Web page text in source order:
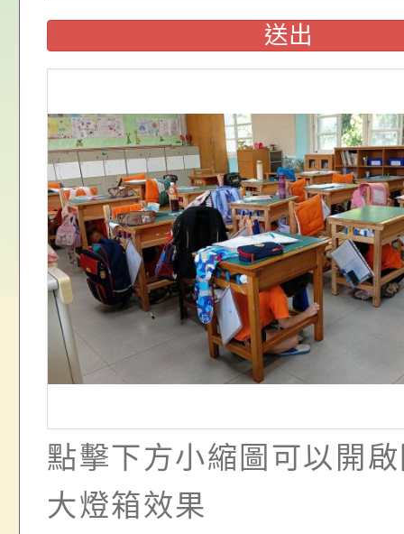
名參加，請查照
電影營」、「祖孫樂
「愛『原原』不絕-
樂會」、「邁向下一
列講座及成長團體」
員會函釋公務員留職
赴陸應申請許可一案
中興國民小學115學
期第1次第7-9招代課
甄選公告
本校「115學年度國
校課程計畫」核定一
轉知教育部國民及學
辦理「115年度教育
前教育署辦理性別平
置課程與教學人才庫
畫」一案， 請教師
請，請查照。
公告:桃園市政府腸
施問答集
轉知:桃園市交通局
減碳存摺2.0」全民
桃園市政府家庭教育
年度祖孫樂淘桃－祖
祝活動」海報電子檔
位協助鼓勵所屬同仁
關（構）、學校、民
名參加，請查照
轉知有關銓敘部建置
員退休所得重審後實
算器」，公立學校退
亦可利用
送出
點擊下方小縮圖可以開
大燈箱效果